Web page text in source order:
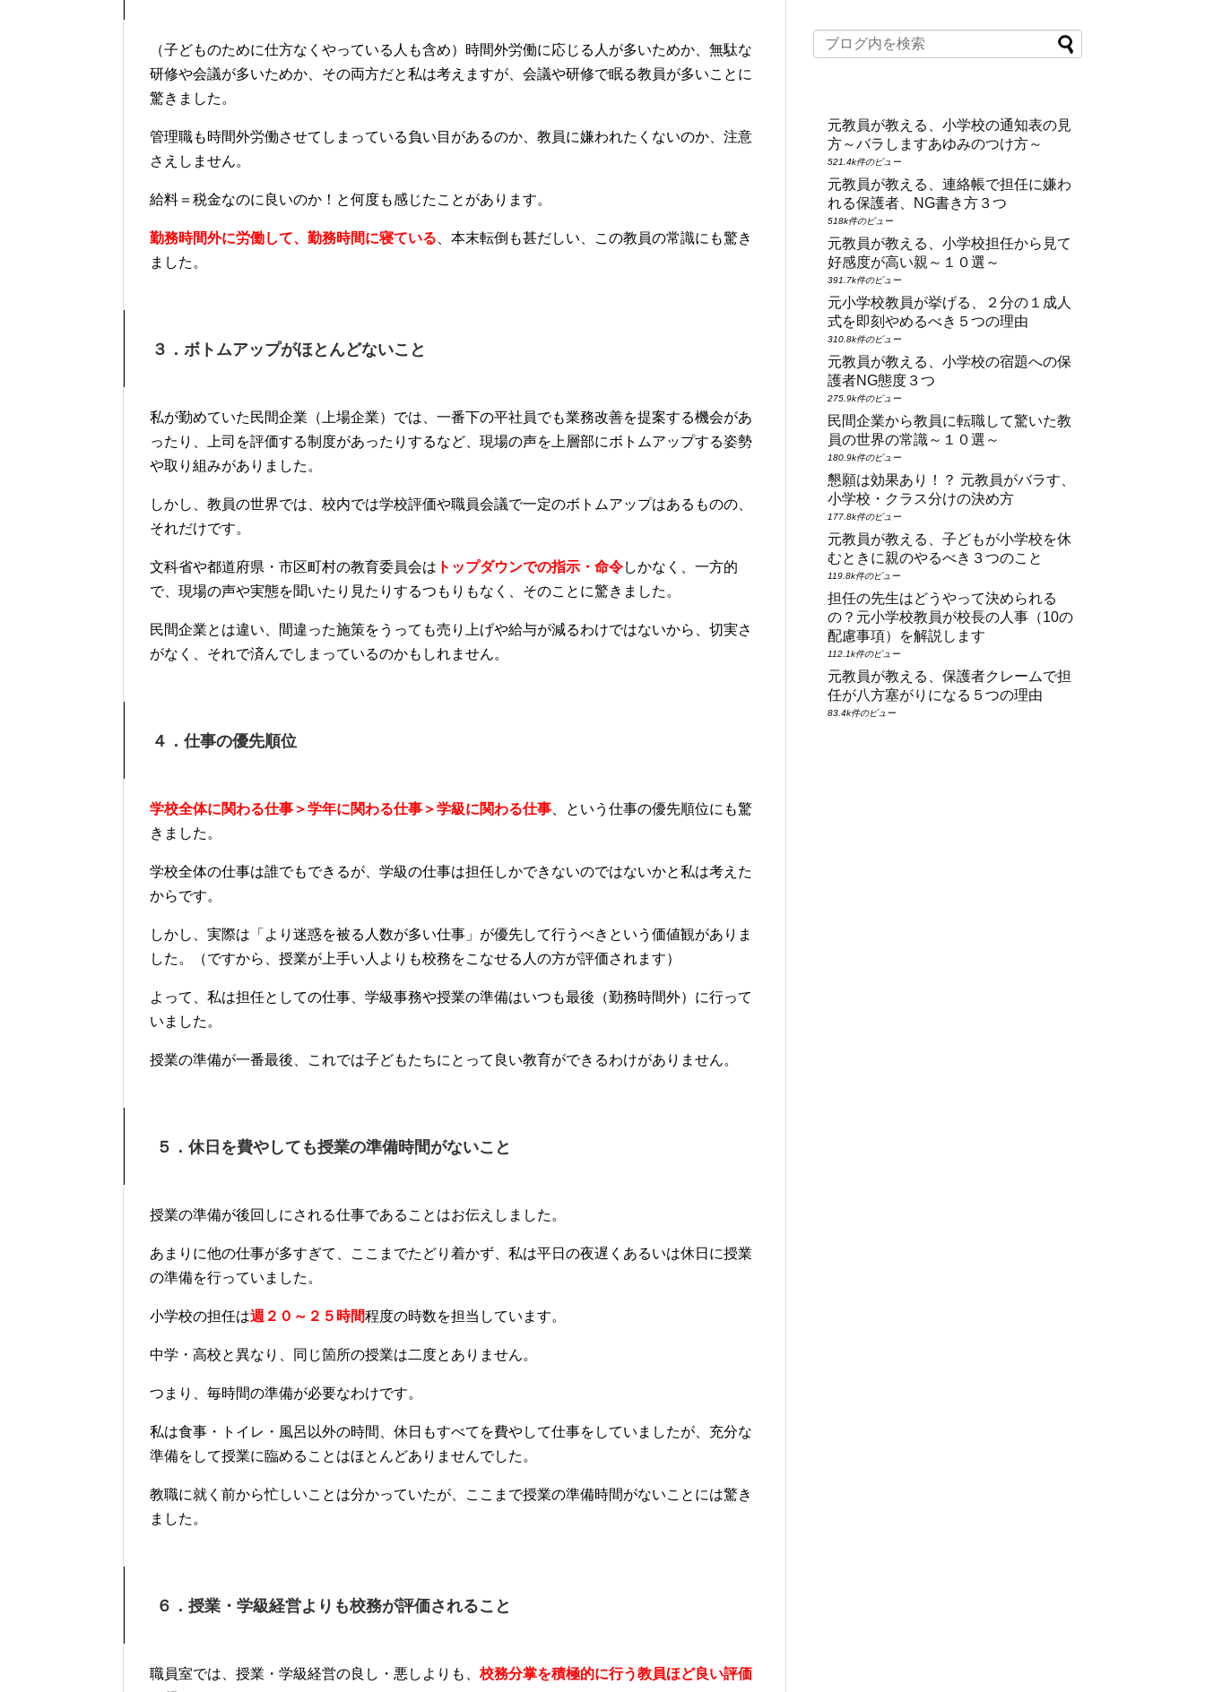
（子どものために仕方なくやっている人も含め）時間外労働に応じる人が多いためか、無駄な
研修や会議が多いためか、その両方だと私は考えますが、会議や研修で眠る教員が多いことに
驚きました。
管理職も時間外労働させてしまっている負い目があるのか、教員に嫌われたくないのか、注意
さえしません。
給料＝税金なのに良いのか！と何度も感じたことがあります。
勤務時間外に労働して、勤務時間に寝ている 、本末転倒も甚だしい、この教員の常識にも驚き
ました。
３．ボトムアップがほとんどないこと
私が勤めていた民間企業（上場企業）では、一番下の平社員でも業務改善を提案する機会があ
ったり、上司を評価する制度があったりするなど、現場の声を上層部にボトムアップする姿勢
や取り組みがありました。
しかし、教員の世界では、校内では学校評価や職員会議で一定のボトムアップはあるものの、
それだけです。
文科省や都道府県・市区町村の教育委員会は トップダウンでの指示・命令しかなく、一方的
で、現場の声や実態を聞いたり見たりするつもりもなく、そのことに驚きました。
民間企業とは違い、間違った施策をうっても売り上げや給与が減るわけではないから、切実さ
がなく、それで済んでしまっているのかもしれません。
４．仕事の優先順位
学校全体に関わる仕事＞学年に関わる仕事＞学級に関わる仕事 、という仕事の優先順位にも驚
きました。
学校全体の仕事は誰でもできるが、学級の仕事は担任しかできないのではないかと私は考えた
からです。
しかし、実際は「より迷惑を被る人数が多い仕事」が優先して行うべきという価値観がありま
した。（ですから、授業が上手い人よりも校務をこなせる人の方が評価されます）
よって、私は担任としての仕事、学級事務や授業の準備はいつも最後（勤務時間外）に行って
いました。
授業の準備が一番最後、これでは子どもたちにとって良い教育ができるわけがありません。
５．休日を費やしても授業の準備時間がないこと
授業の準備が後回しにされる仕事であることはお伝えしました。
あまりに他の仕事が多すぎて、ここまでたどり着かず、私は平日の夜遅くあるいは休日に授業
の準備を行っていました。
小学校の担任は週２０～２５時間程度の時数を担当しています。
中学・高校と異なり、同じ箇所の授業は二度とありません。
つまり、毎時間の準備が必要なわけです。
私は食事・トイレ・風呂以外の時間、休日もすべてを費やして仕事をしていましたが、充分な
準備をして授業に臨めることはほとんどありませんでした。
教職に就く前から忙しいことは分かっていたが、ここまで授業の準備時間がないことには驚き
ました。
６．授業・学級経営よりも校務が評価されること
職員室では、授業・学級経営の良し・悪しよりも、 校務分掌を積極的に行う教員ほど良い評価
元教員が教える、小学校の通知表の見
方～バラしますあゆみのつけ方～
521.4k件のビュー
元教員が教える、連絡帳で担任に嫌わ
れる保護者、NG書き方３つ
518k件のビュー
元教員が教える、小学校担任から見て
好感度が高い親～１０選～
391.7k件のビュー
元小学校教員が挙げる、２分の１成人
式を即刻やめるべき５つの理由
310.8k件のビュー
元教員が教える、小学校の宿題への保
護者NG態度３つ
275.9k件のビュー
民間企業から教員に転職して驚いた教
員の世界の常識～１０選～
180.9k件のビュー
懇願は効果あり！？ 元教員がバラす、
小学校・クラス分けの決め方
177.8k件のビュー
元教員が教える、子どもが小学校を休
むときに親のやるべき３つのこと
119.8k件のビュー
担任の先生はどうやって決められる
の？元小学校教員が校長の人事（10の
配慮事項）を解説します
112.1k件のビュー
元教員が教える、保護者クレームで担
任が八方塞がりになる５つの理由
83.4k件のビュー